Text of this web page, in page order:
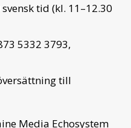
tid (kl. 11–12.30
5332 3793,
till
Media Echosystem